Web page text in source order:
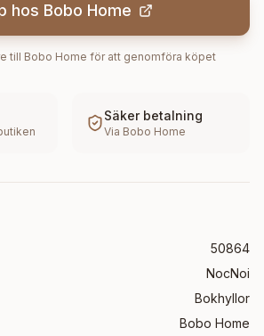
hos Bobo Home
till Bobo Home för att genomföra köpet
Säker betalning
Via Bobo Home
50864
NocNoi
Bokhyllor
Bobo Home